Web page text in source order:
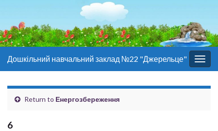
Дошкільний навчальний заклад №22 "Джерельце"
Return to Енергозбереження
6